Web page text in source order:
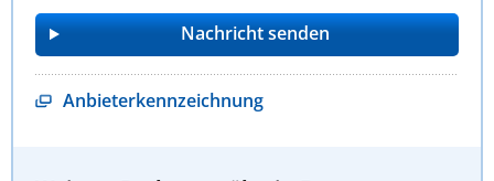
Anbieterkennzeichnung